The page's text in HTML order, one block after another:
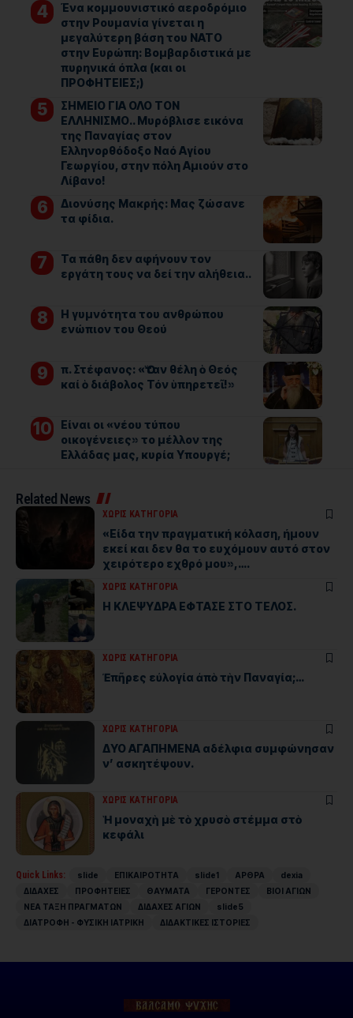
Ένα κομμουνιστικό αεροδρόμιο
στην Ρουμανία γίνεται η
μεγαλύτερη βάση του ΝΑΤΟ
στην Ευρώπη: Βομβαρδιστικά με
πυρηνικά όπλα (και οι
ΠΡΟΦΗΤΕΙΕΣ;)
ΣΗΜΕΙΟ ΓΙΑ ΟΛΟ ΤΟΝ
ΕΛΛΗΝΙΣΜΟ.. Μυρόβλισε εικόνα
της Παναγίας στον
Ελληνορθόδοξο Ναό Αγίου
Γεωργίου, στην πόλη Αμιούν στο
Λίβανο!
Διονύσης Μακρής: Μας ζώσανε
τα φίδια.
Τα πάθη δεν αφήνουν τον
εργάτη τους να δεί την αλήθεια..
Η γυμνότητα του ανθρώπου
ενώπιον του Θεού
π. Στέφανος: «Ὅταν θέλη ὁ Θεός
καί ὁ διάβολος Τόν ὑπηρετεῖ!»
Είναι οι «νέου τύπου
οικογένειες» το μέλλον της
Ελλάδας μας, κυρία Υπουργέ;
Related News
ΧΩΡΊΣ ΚΑΤΗΓΟΡΊΑ
«Είδα την πραγματική κόλαση, ήμουν
εκεί και δεν θα το ευχόμουν αυτό στον
χειρότερο εχθρό μου»,….
ΧΩΡΊΣ ΚΑΤΗΓΟΡΊΑ
Η ΚΛΕΨΥΔΡΑ ΕΦΤΑΣΕ ΣΤΟ ΤΕΛΟΣ.
ΧΩΡΊΣ ΚΑΤΗΓΟΡΊΑ
Ἐπῆρες εὐλογία ἀπὸ τὴν Παναγία;…
ΧΩΡΊΣ ΚΑΤΗΓΟΡΊΑ
ΔΥΟ ΑΓΑΠΗΜΕΝΑ αδέλφια συμφώνησαν
ν’ ασκητέψουν.
ΧΩΡΊΣ ΚΑΤΗΓΟΡΊΑ
Ἡ μοναχὴ μὲ τὸ χρυσὸ στέμμα στὸ
κεφάλι
Quick Links: slide ΕΠΙΚΑΙΡΟΤΗΤΑ slide1 ΑΡΘΡΑ
dexia
ΔΙΔΑΧΕΣ
ΠΡΟΦΗΤΕΙΕΣ ΘΑΥΜΑΤΑ ΓΕΡΟΝΤΕΣ
ΒΙΟΙ ΑΓΙΩΝ
ΝΕΑ ΤΑΞΗ ΠΡΑΓΜΑΤΩΝ
ΔΙΔΑΧΕΣ ΑΓΙΩΝ
slide5
ΔΙΑΤΡΟΦΗ - ΦΥΣΙΚΗ ΙΑΤΡΙΚΗ
ΔΙΔΑΚΤΙΚΕΣ ΙΣΤΟΡΙΕΣ